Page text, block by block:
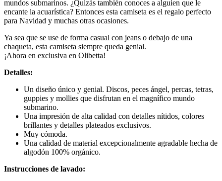
mundos submarinos. ¿Quizás también conoces a alguien que le
encante la acuarística? Entonces esta camiseta es el regalo perfecto
para Navidad y muchas otras ocasiones.
Ya sea que se use de forma casual con jeans o debajo de una
chaqueta, esta camiseta siempre queda genial.
¡Ahora en exclusiva en Olibetta!
Detalles:
Un diseño único y genial. Discos, peces ángel, percas, tetras,
guppies y mollies que disfrutan en el magnífico mundo
submarino.
Una impresión de alta calidad con detalles nítidos, colores
brillantes y detalles plateados exclusivos.
Muy cómoda.
Una calidad de material excepcionalmente agradable hecha de
algodón 100% orgánico.
Instrucciones de lavado: